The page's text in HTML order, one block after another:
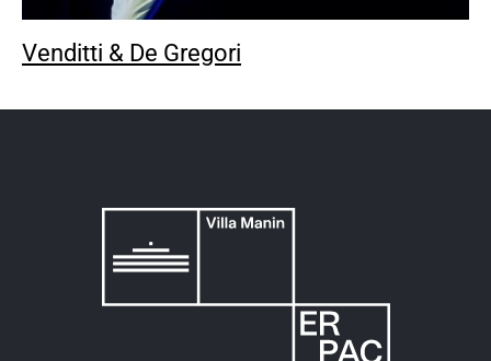
Venditti & De Gregori